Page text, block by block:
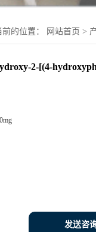
前的位置： 网站首页 >
2-[(4-
发送咨